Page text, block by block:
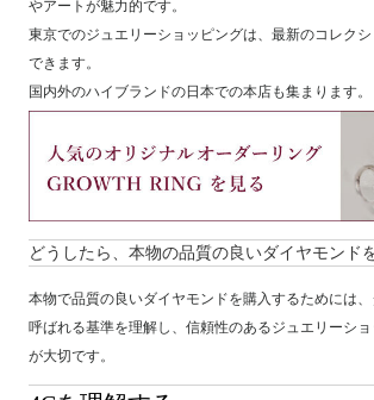
やアートが魅力的です。
東京でのジュエリーショッピングは、最新のコレク
できます。
国内外のハイブランドの日本での本店も集まります。
どうしたら、本物の品質の良いダイヤモンド
本物で品質の良いダイヤモンドを購入するためには、
呼ばれる基準を理解し、信頼性のあるジュエリーシ
が大切です。